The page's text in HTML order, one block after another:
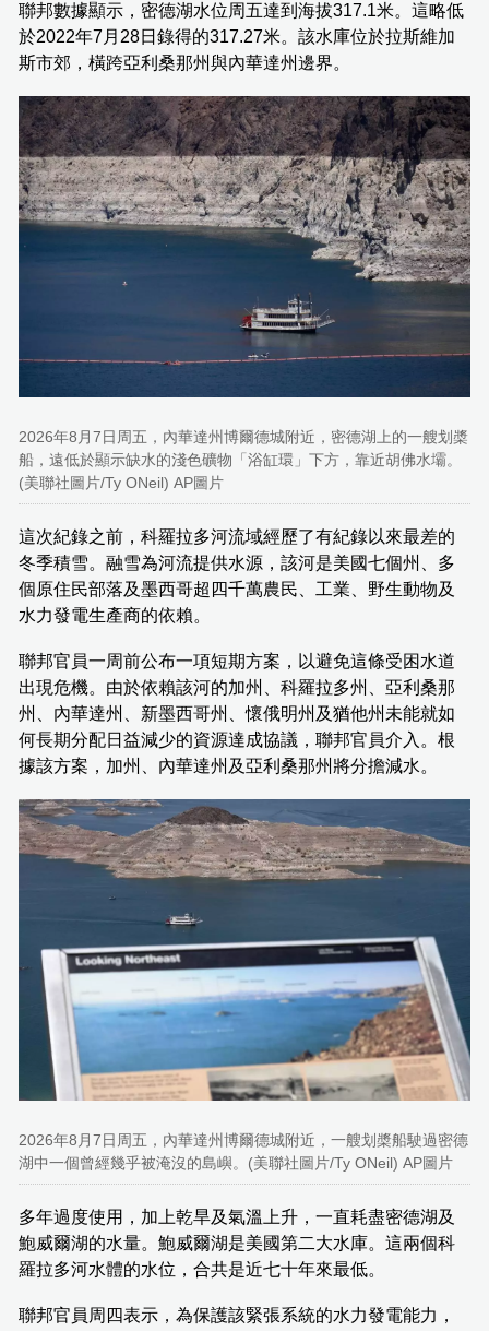
聯邦數據顯示，密德湖水位周五達到海拔317.1米。這略低
於2022年7月28日錄得的317.27米。該水庫位於拉斯維加
斯市郊，橫跨亞利桑那州與內華達州邊界。
2026年8月7日周五，內華達州博爾德城附近，密德湖上的一艘划槳
船，遠低於顯示缺水的淺色礦物「浴缸環」下方，靠近胡佛水壩。
(美聯社圖片/Ty ONeil) AP圖片
這次紀錄之前，科羅拉多河流域經歷了有紀錄以來最差的
冬季積雪。融雪為河流提供水源，該河是美國七個州、多
個原住民部落及墨西哥超四千萬農民、工業、野生動物及
水力發電生產商的依賴。
聯邦官員一周前公布一項短期方案，以避免這條受困水道
出現危機。由於依賴該河的加州、科羅拉多州、亞利桑那
州、內華達州、新墨西哥州、懷俄明州及猶他州未能就如
何長期分配日益減少的資源達成協議，聯邦官員介入。根
據該方案，加州、內華達州及亞利桑那州將分擔減水。
2026年8月7日周五，內華達州博爾德城附近，一艘划槳船駛過密德
湖中一個曾經幾乎被淹沒的島嶼。(美聯社圖片/Ty ONeil) AP圖片
多年過度使用，加上乾旱及氣溫上升，一直耗盡密德湖及
鮑威爾湖的水量。鮑威爾湖是美國第二大水庫。這兩個科
羅拉多河水體的水位，合共是近七十年來最低。
聯邦官員周四表示，為保護該緊張系統的水力發電能力，